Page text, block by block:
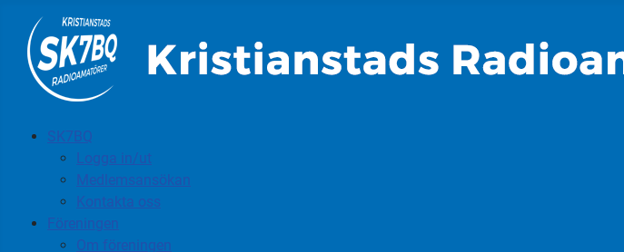
SK7BQ
Logga in/ut
Medlemsansökan
Kontakta oss
Föreningen
Om föreningen